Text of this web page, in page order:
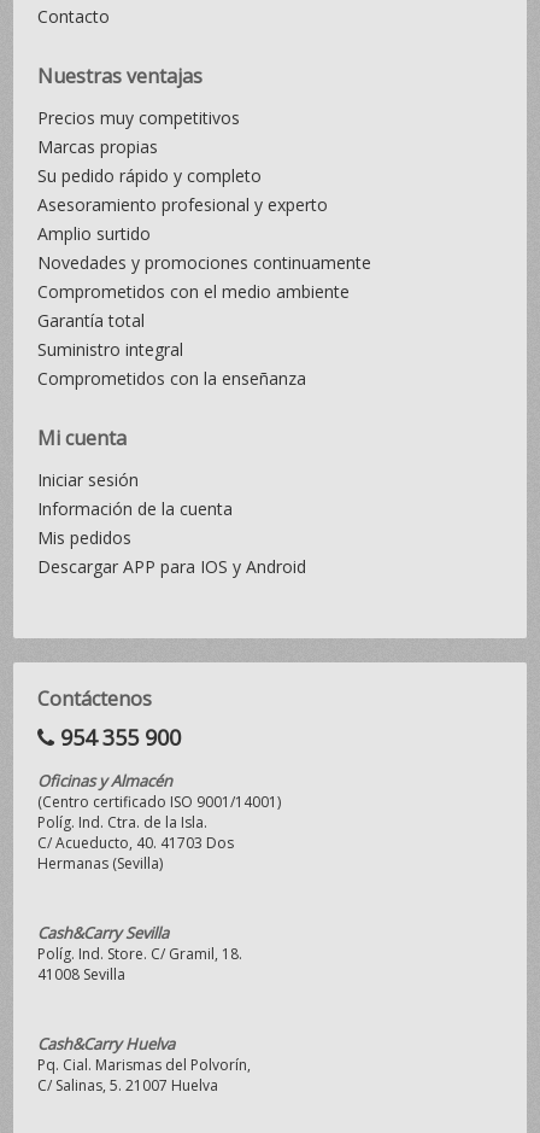
Contacto
Nuestras ventajas
Precios muy competitivos
Marcas propias
Su pedido rápido y completo
Asesoramiento profesional y experto
Amplio surtido
Novedades y promociones continuamente
Comprometidos con el medio ambiente
Garantía total
Suministro integral
Comprometidos con la enseñanza
Mi cuenta
Iniciar sesión
Información de la cuenta
Mis pedidos
Descargar APP para IOS y Android
Contáctenos
954 355 900
Oficinas y Almacén
(Centro certificado ISO 9001/14001)
Políg. Ind. Ctra. de la Isla.
C/ Acueducto, 40. 41703 Dos
Hermanas (Sevilla)
Cash&Carry Sevilla
Políg. Ind. Store. C/ Gramil, 18.
41008 Sevilla
Cash&Carry Huelva
Pq. Cial. Marismas del Polvorín,
C/ Salinas, 5. 21007 Huelva